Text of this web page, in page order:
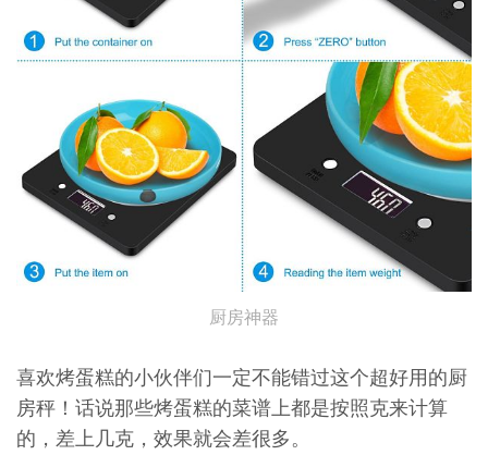
厨房神器
喜欢烤蛋糕的小伙伴们一定不能错过这个超好用的厨
房秤！话说那些烤蛋糕的菜谱上都是按照克来计算
的，差上几克，效果就会差很多。